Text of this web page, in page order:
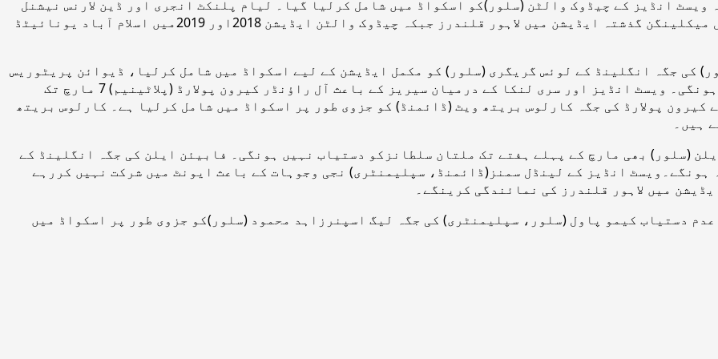
ویسٹ انڈیز کے چیڈوک والٹن (سلور)کو اسکواڈ میں شامل کرلیا گیا۔ لیام پلنکٹ انجری اور ڈین لارنس نیشنل
ڈیوٹی کے باعث کراچی کنگز کو دستیاب نہیں ہوں گے۔مچل میکلینگن گذشتہ ایڈیشن میں لاہور قلندرز جبکہ چیڈوک والٹن ایڈیشن 2018اور 2019میں اسلام آباد یونائیٹڈ
کی جگہ انگلینڈ کے لوئس گریگری (سلور) کو مکمل ایڈیشن کے لیے اسکواڈ میں شامل کرلیا، ڈیوائن پریٹوریس
بھی نیشنل ڈیوٹی کے باعث پشاور زلمی کو دستیاب نہیں ہونگی۔ ویسٹ انڈیز اور سری لنکا کے درمیان سیریز کے باعث آل راؤنڈر کیرون پولارڈ (پلاٹینیم) 7 مارچ تک
پولارڈ کی جگہ کارلوس بریتھ ویٹ (ڈائمنڈ) کو جزوی طور پر اسکواڈ میں شامل کرلیا ہے۔ کارلوس بریتھ
ہیں۔
(سلور) بھی مارچ کے پہلے ہفتے تک ملتان سلطانزکو دستیاب نہیں ہونگی۔ فابیئن ایلن کی جگہ انگلینڈ کے
انڈیز کے لینڈل سمنز(ڈائمنڈ، سپلیمنٹری) نجی وجوہات کے باعث ایونٹ میں شرکت نہیں کررہے
میں لاہور قلندرز کی نمائندگی کرینگے۔
ایٹرز نے نیشنل ڈیوٹی کے باعث 7 مارچ تک عدم دستیاب کیمو پاول (سلور، سپلیمنٹری) کی جگہ لیگ اسپنرزاہد محمود (سلور)کو جزوی طور پر اسکواڈ میں